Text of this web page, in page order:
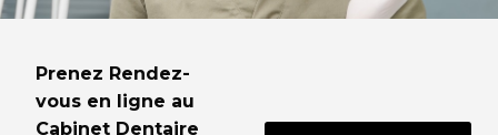
Prenez Rendez-
vous en ligne au
Cabinet Dentaire